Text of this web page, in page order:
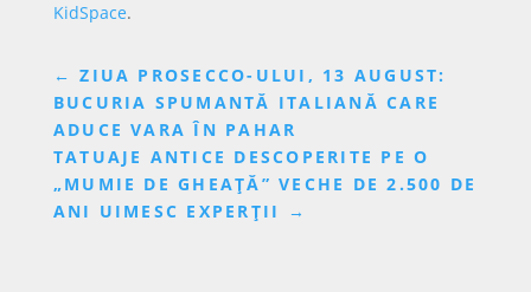
KidSpace.
←ZIUA PROSECCO-ULUI, 13 AUGUST:
BUCURIA SPUMANTĂ ITALIANĂ CARE
ADUCE VARA ÎN PAHAR
TATUAJE ANTICE DESCOPERITE PE O
„MUMIE DE GHEAȚĂ” VECHE DE 2.500 DE
ANI UIMESC EXPERȚII
→